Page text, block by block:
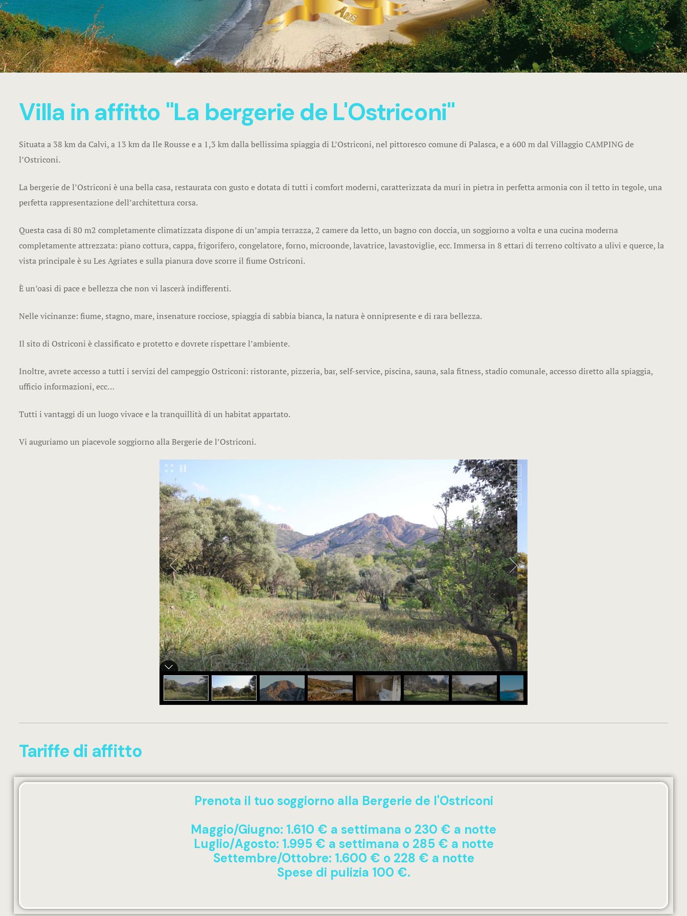
Villa in affitto "La bergerie de L'Ostriconi"
Situata a 38 km da Calvi, a 13 km da Ile Rousse e a 1,3 km dalla bellissima spiaggia di L’Ostriconi, nel pittoresco comune di Palasca, e a 600 m dal Villaggio CAMPING de
l’Ostriconi.
La bergerie de l’Ostriconi è una bella casa, restaurata con gusto e dotata di tutti i comfort moderni, caratterizzata da muri in pietra in perfetta armonia con il tetto in tegole, una
perfetta rappresentazione dell’architettura corsa.
Questa casa di 80 m2 completamente climatizzata dispone di un’ampia terrazza, 2 camere da letto, un bagno con doccia, un soggiorno a volta e una cucina moderna
completamente attrezzata: piano cottura, cappa, frigorifero, congelatore, forno, microonde, lavatrice, lavastoviglie, ecc. Immersa in 8 ettari di terreno coltivato a ulivi e querce, la
vista principale è su Les Agriates e sulla pianura dove scorre il fiume Ostriconi.
È un’oasi di pace e bellezza che non vi lascerà indifferenti.
Nelle vicinanze: fiume, stagno, mare, insenature rocciose, spiaggia di sabbia bianca, la natura è onnipresente e di rara bellezza.
Il sito di Ostriconi è classificato e protetto e dovrete rispettare l’ambiente.
Inoltre, avrete accesso a tutti i servizi del campeggio Ostriconi: ristorante, pizzeria, bar, self-service, piscina, sauna, sala fitness, stadio comunale, accesso diretto alla spiaggia,
ufficio informazioni, ecc…
Tutti i vantaggi di un luogo vivace e la tranquillità di un habitat appartato.
Vi auguriamo un piacevole soggiorno alla Bergerie de l’Ostriconi.
Tariffe di affitto
Prenota il tuo soggiorno alla Bergerie de l'Ostriconi
Maggio/Giugno: 1.610 € a settimana o 230 € a notte
Luglio/Agosto: 1.995 € a settimana o 285 € a notte
Settembre/Ottobre: 1.600 € o 228 € a notte
Spese di pulizia 100 €.
Casa
Casa
Camera